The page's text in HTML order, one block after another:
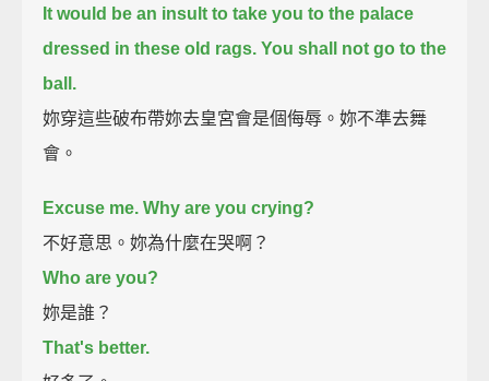
It would be an insult to take you to the palace
dressed in these old rags. You shall not go to the
ball.
妳穿這些破布帶妳去皇宮會是個侮辱。妳不準去舞
會。
Excuse me. Why are you crying?
不好意思。妳為什麼在哭啊？
Who are you?
妳是誰？
That's better.